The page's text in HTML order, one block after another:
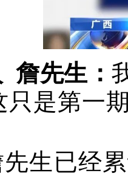
詹先生：
只是第一
生已经